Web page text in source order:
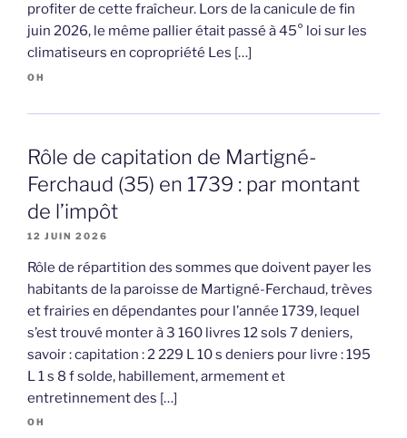
profiter de cette fraîcheur. Lors de la canicule de fin
juin 2026, le même pallier était passé à 45° loi sur les
climatiseurs en copropriété Les […]
OH
Rôle de capitation de Martigné-
Ferchaud (35) en 1739 : par montant
de l’impôt
12 JUIN 2026
Rôle de répartition des sommes que doivent payer les
habitants de la paroisse de Martigné-Ferchaud, trèves
et frairies en dépendantes pour l’année 1739, lequel
s’est trouvé monter à 3 160 livres 12 sols 7 deniers,
savoir : capitation : 2 229 L 10 s deniers pour livre : 195
L 1 s 8 f solde, habillement, armement et
entretinnement des […]
OH